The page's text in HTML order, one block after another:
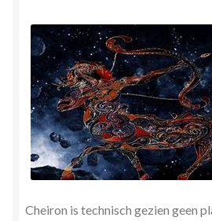
Magische helende verhalen
Mijn account
Mindfulness en Hartcoherentie
Narcisme
Nieuw boek ‘Pareltjes in de
Cheiron is technisch gezien geen